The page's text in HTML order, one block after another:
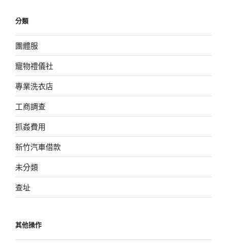
分類
團體服
寵物禮儀社
專業洗衣店
工商調查
抓姦費用
新竹汽車借款
未分類
查址
其他操作